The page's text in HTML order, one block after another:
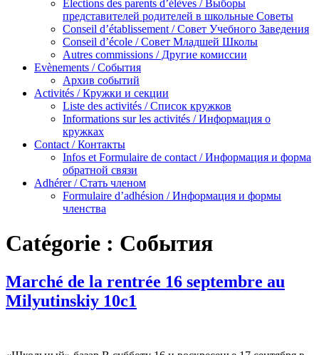
Elections des parents d’élèves / Выборы
представителей родителей в школьные Советы
Conseil d’établissement / Совет Учебного Заведения
Conseil d’école / Совет Младшей Школы
Autres commissions / Другие комиссии
Evènements / События
Архив событий
Activités / Кружки и секции
Liste des activités / Список кружков
Informations sur les activités / Информация о
кружках
Contact / Контакты
Infos et Formulaire de contact / Информация и форма
обратной связи
Adhérer / Стать членом
Formulaire d’adhésion / Информация и формы
членства
Catégorie : События
Marché de la rentrée 16 septembre au
Milyutinskiy 10c1